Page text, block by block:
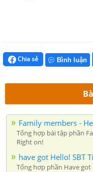
Chia sẻ Bình luận
Family members -
Tổng hợp bài tập phần
Right on!
have got Hello! SBT
Tổng hơp phần Have got